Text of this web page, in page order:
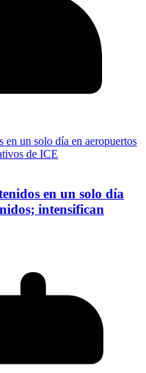
en un solo día
intensifican